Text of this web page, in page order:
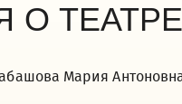
О
Мария